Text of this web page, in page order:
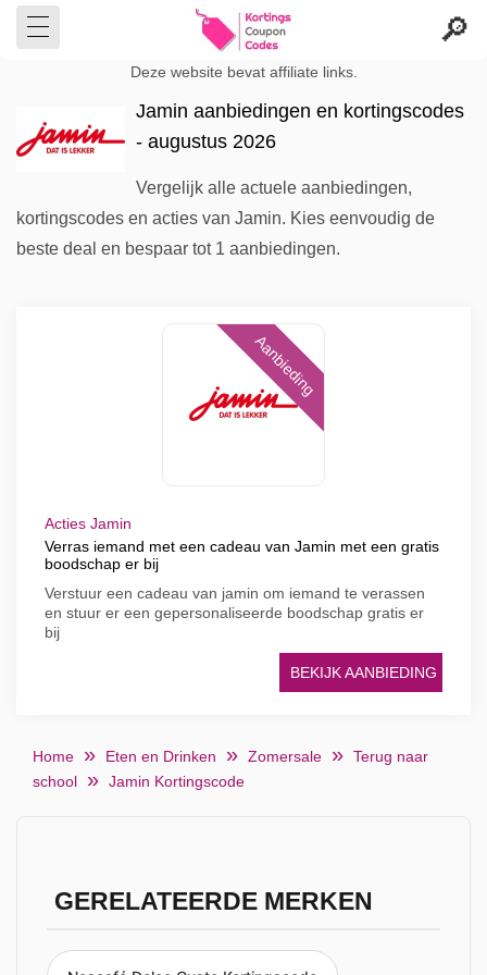
Deze website bevat affiliate links.
Jamin aanbiedingen en kortingscodes
- augustus 2026
Vergelijk alle actuele aanbiedingen,
kortingscodes en acties van Jamin. Kies eenvoudig de
beste deal en bespaar tot 1 aanbiedingen.
Aanbieding
Acties Jamin
Verras iemand met een cadeau van Jamin met een gratis
boodschap er bij
Verstuur een cadeau van jamin om iemand te verassen
en stuur er een gepersonaliseerde boodschap gratis er
bij
BEKIJK AANBIEDING
Home Eten en Drinken Zomersale
Terug naar
school
Jamin Kortingscode
GERELATEERDE MERKEN